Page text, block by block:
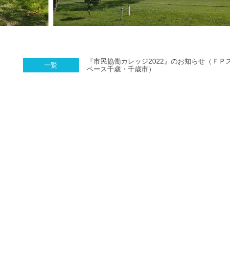
一覧
『市民協働カレッジ2022』のお知らせ（ＦＰ
ペース千歳・千歳市）